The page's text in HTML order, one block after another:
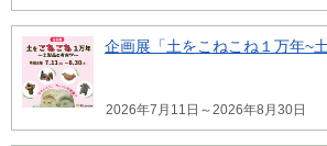
企画展「土をこねこね１万年~
2026年7月11日～2026年8月30日